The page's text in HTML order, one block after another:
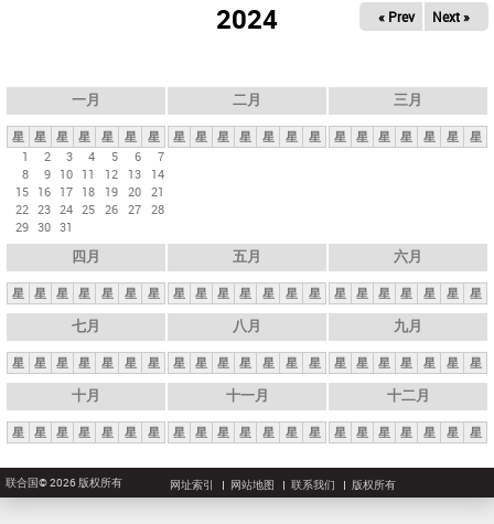
2024 « Prev Next »
一月
星 星 星 星 星 星
星
1
2 3 4 5 6
7
8
9 10 11 12 13
14
15 16 17 18 19 20 21
22 23 24 25 26 27 28
29 30 31
二月
星 星 星 星 星 星 星
三月
星 星 星 星 星 星 星
四月
星 星 星 星 星 星 星
五月
星 星 星 星 星 星 星
六月
星 星 星 星 星 星 星
七月
星 星 星 星 星 星 星
八月
星 星 星 星 星 星 星
九月
星 星 星 星 星 星 星
十月
星 星 星 星 星 星 星
十一月
星 星 星 星 星 星 星
十二月
星 星 星 星 星 星 星
联合国© 2026 版权所有 网址索引 网站地图 联系我们 版权所有